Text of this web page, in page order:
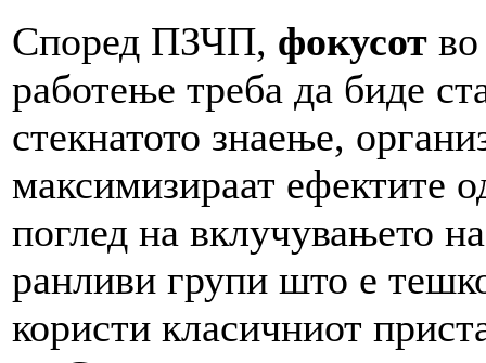
Според ПЗЧП, фокусот
работење треба да биде
стекнатото знаење,
максимизираат ефектите
поглед на вклучувањето
ранливи групи што е
користи класичниот